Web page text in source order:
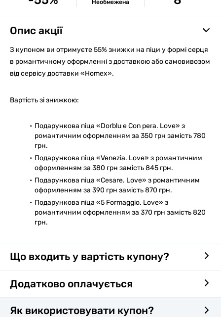
Необмежена
Опис акції
З купоном ви отримуєте 55% знижки на піци у формі серця
в романтичному оформленні з доставкою або самовивозом
від сервісу доставки «Homex».
Вартість зі знижкою:
Подарункова піца «Dorblu e Con pera. Love» з
романтичним оформленням за 350 грн замість 780
грн.
Подарункова піца «Venezia. Love» з романтичним
оформленням за 380 грн замість 845 грн.
Подарункова піца «Cesare. Love» з романтичним
оформленням за 390 грн замість 870 грн.
Подарункова піца «5 Formaggio. Love» з
романтичним оформленням за 370 грн замість 820
грн.
Що входить у вартість купону?
Додатково оплачується
Як використовувати купон?